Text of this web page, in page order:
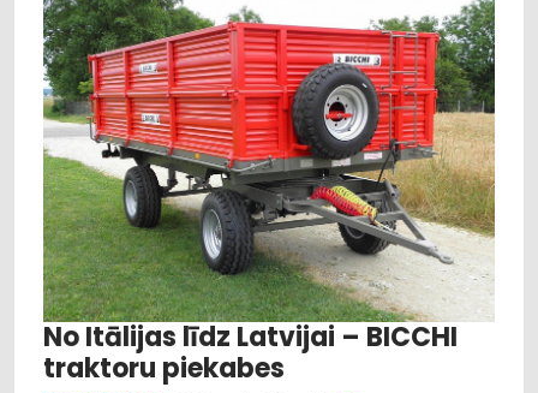
Uzņēmējdarbība
Izglītība
Veselība
Dažādi
Reklāmraksts
Profesionāļu padomi
No Itālijas līdz Latvijai – BICCHI
traktoru piekabes